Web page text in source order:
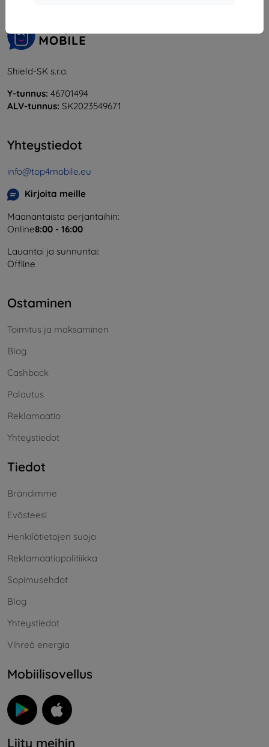
Shield-SK s.r.o.
Y-tunnus: 46701494
ALV-tunnus: SK2023549671
Yhteystiedot
info@top4mobile.eu
Kirjoita meille
Maanantaista perjantaihin:
Online8:00 - 16:00
Lauantai ja sunnuntai:
Offline
Ostaminen
Toimitus ja maksaminen
Blog
Cashback
Palautus
Reklamaatio
Yhteystiedot
Tiedot
Brändimme
Evästeesi
Henkilötietojen suoja
Reklamaatiopolitiikka
Sopimusehdot
Blog
Yhteystiedot
Vihreä energia
Mobiilisovellus
Liity meihin